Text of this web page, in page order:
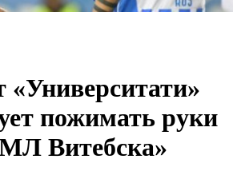
«Университати»
пожимать руки
Витебска»